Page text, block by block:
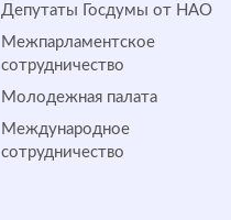
Депутаты Госдумы от НАО
Межпарламентское
сотрудничество
Молодежная палата
Международное
сотрудничество